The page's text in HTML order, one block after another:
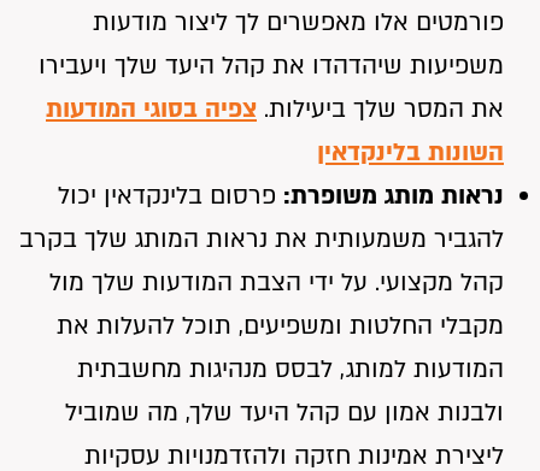
פורמטים אלו מאפשרים לך ליצור מודעות
משפיעות שיהדהדו את קהל היעד שלך ויעבירו
את המסר שלך ביעילות. צפיה בסוגי המודעות
השונות בלינקדאין
נראות מותג משופרת: פרסום בלינקדאין יכול
להגביר משמעותית את נראות המותג שלך בקרב
קהל מקצועי. על ידי הצבת המודעות שלך מול
מקבלי החלטות ומשפיעים, תוכל להעלות את
המודעות למותג, לבסס מנהיגות מחשבתית
ולבנות אמון עם קהל היעד שלך, מה שמוביל
ליצירת אמינות חזקה ולהזדמנויות עסקיות